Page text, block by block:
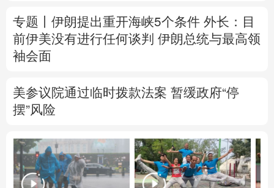
专题丨 伊朗提出重开海峡5个条件 外长：目
前伊美没有进行任何谈判 伊朗总统与最高领
袖会面
美参议院通过临时拨款法案 暂缓政府“停
摆”风险